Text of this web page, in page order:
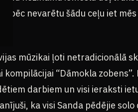
nevarētu šādu ceļu iet
mūzikai ļoti netradicionālā
“Dāmokla zobens”.
darbiem un visi ieraksti
ka visi Sanda pēdējie